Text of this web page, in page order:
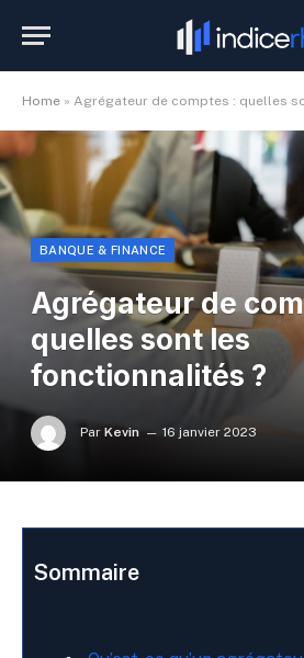
Home » Agrégateur de comptes : quelles
BANQUE & FINANCE
Agrégateur de
quelles sont les
fonctionnalités ?
Par Kevin 16 janvier 2023
Sommaire